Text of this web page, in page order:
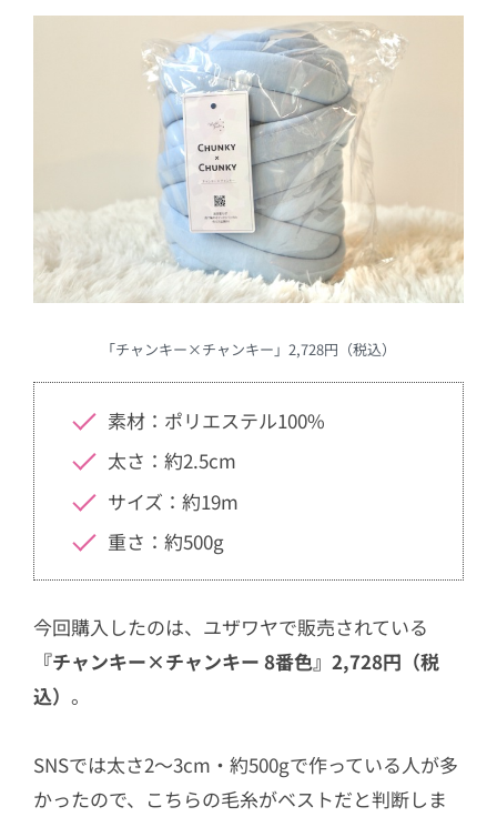
「チャンキー×チャンキー」2,728円（税込）
素材：ポリエステル100%
太さ：約2.5cm
サイズ：約19m
重さ：約500g
今回購入したのは、 ユザワヤで販売されている
『チャンキー×チャンキー 8番色』2,728円（税
込） 。
SNSでは太さ2〜3cm・約500gで作っている人が多
かったので、こちらの毛糸がベストだと判断しま